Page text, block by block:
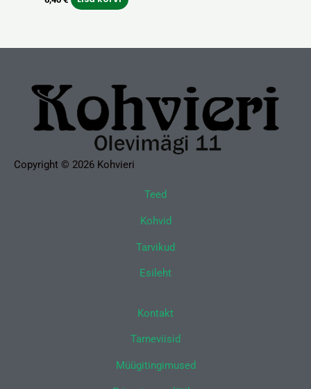
Copyright © 2026 Kohvieri
Teed
Kohvid
Tarvikud
Esileht
Kontakt
Tarneviisid
Müügitingimused